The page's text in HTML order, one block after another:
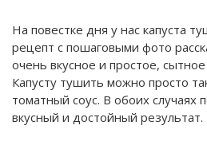
На повестке дня у нас капуста
рецепт с пошаговыми фото
очень вкусное и простое,
Капусту тушить можно просто
томатный соус. В обоих случаях
вкусный и достойный результат.